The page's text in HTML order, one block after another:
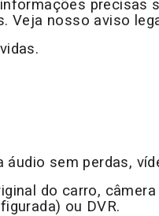
precisas
Veja nosso aviso
sem perdas,
do carro,
ou DVR.